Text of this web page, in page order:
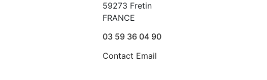
59273 Fretin
FRANCE
03 59 36 04 90
Contact Email